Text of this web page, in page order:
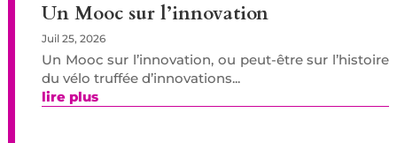
Un Mooc sur l’innovation
Juil 25, 2026
Un Mooc sur l’innovation, ou peut-être sur l’histoire
du vélo truffée d’innovations...
lire plus